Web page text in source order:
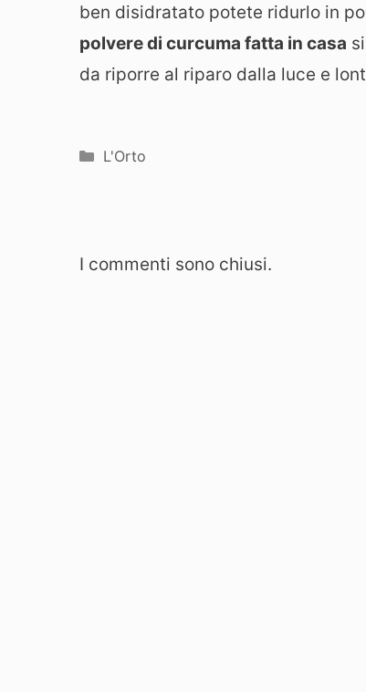
ben disidratato potete ridurlo in
polvere di curcuma fatta in casa
da riporre al riparo dalla luce e
Categorie
L'Orto
I commenti sono chiusi.